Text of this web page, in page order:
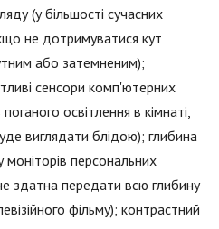
(у більшості сучасних
не дотримуватися кут
або затемненим);
сенсори комп'ютерних
освітлення в кімнаті,
виглядати блідою); глибина
моніторів персональних
здатна передати всю глибину
фільму); контрастний